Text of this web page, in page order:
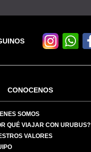
CONOCENOS
SOMOS
QUÉ VIAJAR CON URUBUS?
VALORES